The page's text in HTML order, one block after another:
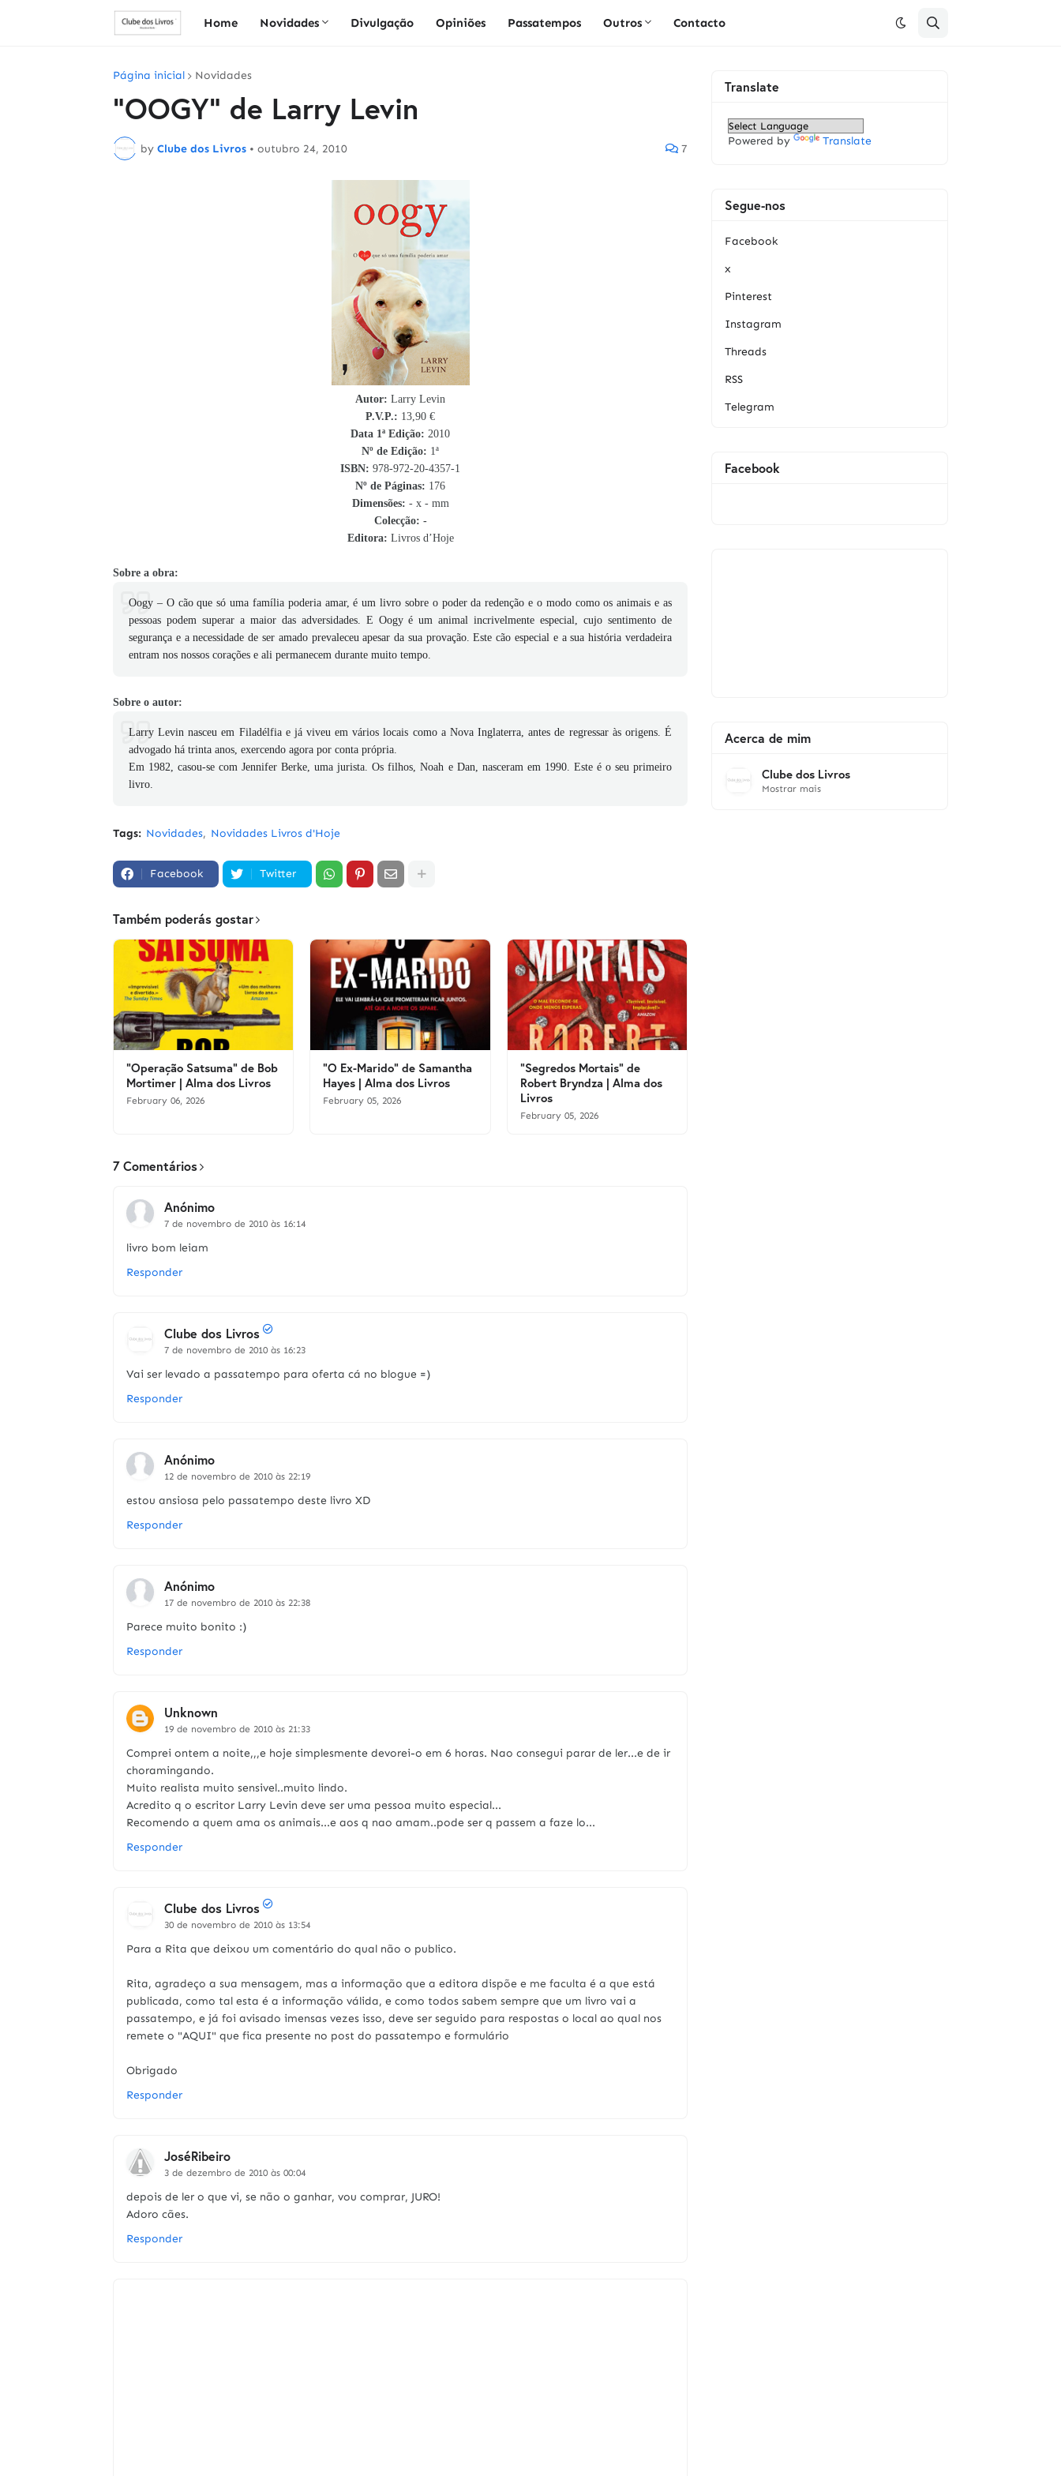
Home Novidades Divulgação Opiniões Passatempos Outros Contacto
Página inicial Novidades
"OOGY" de Larry Levin
by Clube dos Livros • outubro 24, 2010 7
Autor: Larry Levin
P.V.P.: 13,90 €
Data 1ª Edição: 2010
Nº de Edição: 1ª
ISBN: 978-972-20-4357-1
Nº de Páginas: 176
Dimensões: - x - mm
Colecção: -
Editora: Livros d’Hoje
Sobre a obra:
Oogy – O cão que só uma família poderia amar, é um livro sobre o poder da redenção e o modo como os animais e as
pessoas podem superar a maior das adversidades. E Oogy é um animal incrivelmente especial, cujo sentimento de
segurança e a necessidade de ser amado prevaleceu apesar da sua provação. Este cão especial e a sua história verdadeira
entram nos nossos corações e ali permanecem durante muito tempo.
Sobre o autor:
Larry Levin nasceu em Filadélfia e já viveu em vários locais como a Nova Inglaterra, antes de regressar às origens. É
advogado há trinta anos, exercendo agora por conta própria.
Em 1982, casou-se com Jennifer Berke, uma jurista. Os filhos, Noah e Dan, nasceram em 1990. Este é o seu primeiro
livro.
Tags: Novidades Novidades Livros d'Hoje
Facebook Twitter
Também poderás gostar
"Operação Satsuma" de Bob
Mortimer | Alma dos Livros
February 06, 2026
"O Ex-Marido" de Samantha
Hayes | Alma dos Livros
February 05, 2026
"Segredos Mortais" de
Robert Bryndza | Alma dos
Livros
February 05, 2026
7 Comentários
Anónimo
7 de novembro de 2010 às 16:14
livro bom leiam
Responder
Clube dos Livros
7 de novembro de 2010 às 16:23
Vai ser levado a passatempo para oferta cá no blogue =)
Responder
Anónimo
12 de novembro de 2010 às 22:19
estou ansiosa pelo passatempo deste livro XD
Responder
Anónimo
17 de novembro de 2010 às 22:38
Parece muito bonito :)
Responder
Unknown
19 de novembro de 2010 às 21:33
Comprei ontem a noite,,,e hoje simplesmente devorei-o em 6 horas. Nao consegui parar de ler...e de ir
choramingando.
Muito realista muito sensivel..muito lindo.
Acredito q o escritor Larry Levin deve ser uma pessoa muito especial...
Recomendo a quem ama os animais...e aos q nao amam..pode ser q passem a faze lo...
Responder
Clube dos Livros
30 de novembro de 2010 às 13:54
Para a Rita que deixou um comentário do qual não o publico.
Rita, agradeço a sua mensagem, mas a informação que a editora dispõe e me faculta é a que está
publicada, como tal esta é a informação válida, e como todos sabem sempre que um livro vai a
passatempo, e já foi avisado imensas vezes isso, deve ser seguido para respostas o local ao qual nos
remete o "AQUI" que fica presente no post do passatempo e formulário
Obrigado
Responder
JoséRibeiro
3 de dezembro de 2010 às 00:04
depois de ler o que vi, se não o ganhar, vou comprar, JURO!
Adoro cães.
Responder
Translate
Powered by Translate
Segue-nos
Facebook
x
Pinterest
Instagram
Threads
RSS
Telegram
Facebook
Acerca de mim
Clube dos Livros
Mostrar mais